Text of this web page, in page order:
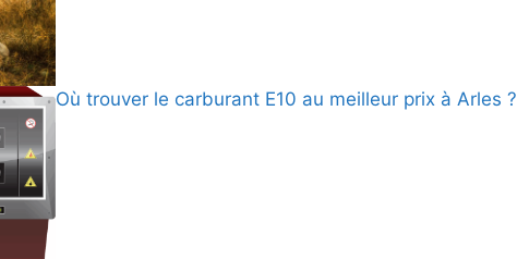
Où trouver le carburant E10 au meilleur prix à Arles ?